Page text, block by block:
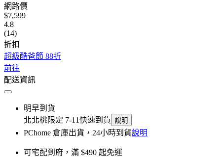
網路價
$7,599
4.8
(14)
折扣
超級酷爸節 88折
前往
配送資訊
明早到貨
北北桃限定 7-11快速到貨 說明
PChome 倉庫出貨，24小時到貨說明
可宅配到府，滿 $490 起免運